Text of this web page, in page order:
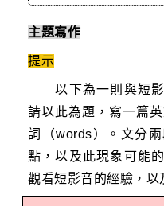
主題寫作
提示
以下為一則與短影
請以此為題，寫一篇
詞（words）。文分
點，以及此現象可能
觀看短影音的經驗，以